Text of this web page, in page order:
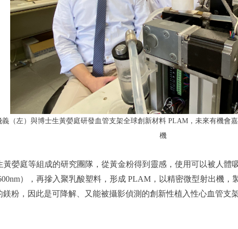
（左）與博士生黃嫈庭研發血管支架全球創新材料 PLAM，未來有機會
機
黃嫈庭等組成的研究團隊，從黃金粉得到靈感，使用可以被人體
），再摻入聚乳酸塑料，形成 PLAM，以精密微型射出機，
粉，因此是可降解、又能被攝影偵測的創新性植入性心血管支